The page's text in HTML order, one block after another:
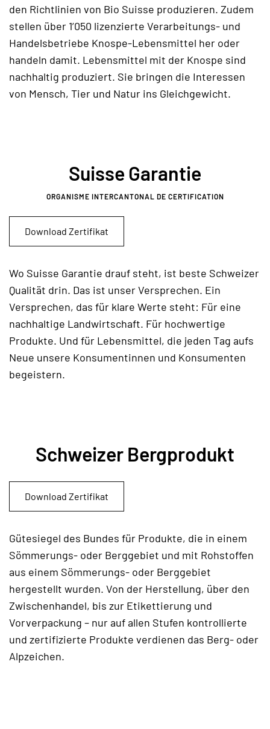
den Richtlinien von Bio Suisse produzieren. Zudem
stellen über 1’050 lizenzierte Verarbeitungs- und
Handelsbetriebe Knospe-Lebensmittel her oder
handeln damit. Lebensmittel mit der Knospe sind
nachhaltig produziert. Sie bringen die Interessen
von Mensch, Tier und Natur ins Gleichgewicht.
Suisse Garantie
ORGANISME INTERCANTONAL DE CERTIFICATION
Download Zertifikat
Wo Suisse Garantie drauf steht, ist beste Schweizer
Qualität drin. Das ist unser Versprechen. Ein
Versprechen, das für klare Werte steht: Für eine
nachhaltige Landwirtschaft. Für hochwertige
Produkte. Und für Lebensmittel, die jeden Tag aufs
Neue unsere Konsumentinnen und Konsumenten
begeistern.
Schweizer Bergprodukt
Download Zertifikat
Gütesiegel des Bundes für Produkte, die in einem
Sömmerungs- oder Berggebiet und mit Rohstoffen
aus einem Sömmerungs- oder Berggebiet
hergestellt wurden. Von der Herstellung, über den
Zwischenhandel, bis zur Etikettierung und
Vorverpackung – nur auf allen Stufen kontrollierte
und zertifizierte Produkte verdienen das Berg- oder
Alpzeichen.